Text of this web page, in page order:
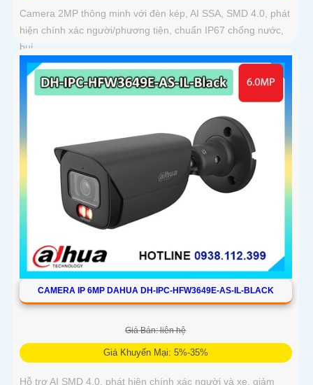
Camera 2MP thông minh với đèn kép, AI SSA, SMD 4.0, phát
hiện chính xác người/phương tiện, chuẩn IP67 chống nước,
bụi
CAMERA IP 6MP DAHUA DH-IPC-HFW3649E-AS-IL-BLACK
Giá Bán: liên hệ
Giá Khuyến Mại: 5%-35%
Hỗ trợ AI SMD 4.0, phát hiện chính xác người và xe, giảm